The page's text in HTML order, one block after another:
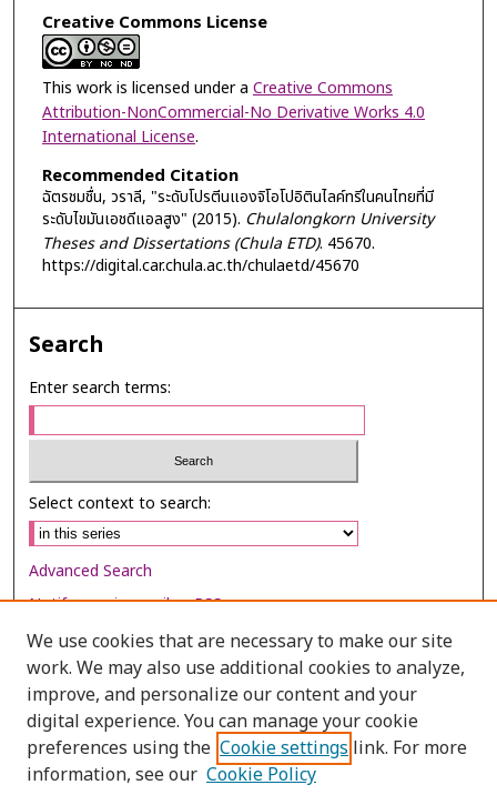
Creative Commons License
This work is licensed under a Creative Commons
Attribution-NonCommercial-No Derivative Works 4.0
International License.
Recommended Citation
ฉัตรชมชื่น, วราลี, "ระดับโปรตีนแองจิโอโปอิตินไลค์ทรีในคนไทยที่มี
ระดับไขมันเอชดีแอลสูง" (2015). Chulalongkorn University
Theses and Dissertations (Chula ETD). 45670.
https://digital.car.chula.ac.th/chulaetd/45670
Search
Enter search terms:
Select context to search:
Advanced Search
Notify me via email orRSS
Browse
Collections
Disciplines
Authors
We use cookies that are necessary to make our site
work. We may also use additional cookies to analyze,
improve, and personalize our content and your
digital experience. You can manage your cookie
preferences using the Cookie settings link. For more
information, see our Cookie Policy